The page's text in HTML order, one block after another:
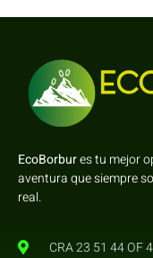
EcoBorbures tu mejor
aventura que siempre
real.
CRA 23 51 44 OF